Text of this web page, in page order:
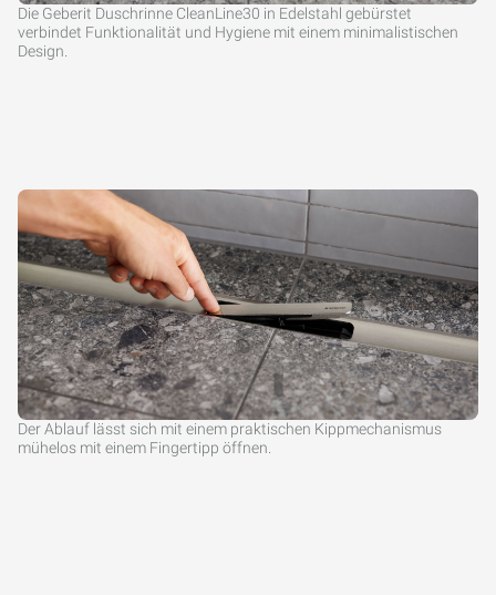
Die Geberit Duschrinne CleanLine30 in Edelstahl gebürstet
verbindet Funktionalität und Hygiene mit einem minimalistischen
Design.
Der Ablauf lässt sich mit einem praktischen Kippmechanismus
mühelos mit einem Fingertipp öffnen.